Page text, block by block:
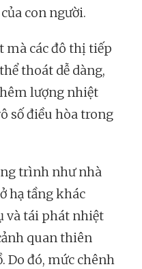
con người.
mà các đô thị tiếp
thoát dễ dàng,
lượng nhiệt
số điều hòa trong
trình như nhà
hạ tầng khác
và tái phát nhiệt
quan thiên
Do đó, mức chênh